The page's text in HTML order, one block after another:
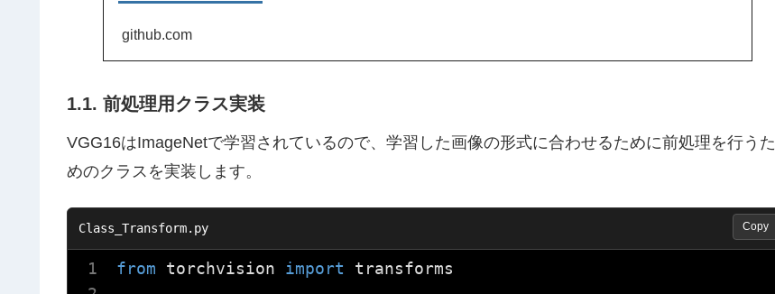
github.com
1.1. 前処理用クラス実装
VGG16はImageNetで学習されているので、学習した画像の形式に合わせるために前処理を行うた
めのクラスを実装します。
from torchvision import transforms
Copy